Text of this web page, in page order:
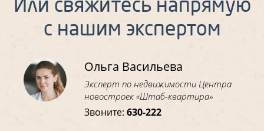
Или свяжитесь напрямую
с нашим экспертом
Ольга Васильева
Эксперт по недвижимости Центра
новостроек «Штаб-квартира»
Звоните:630-222